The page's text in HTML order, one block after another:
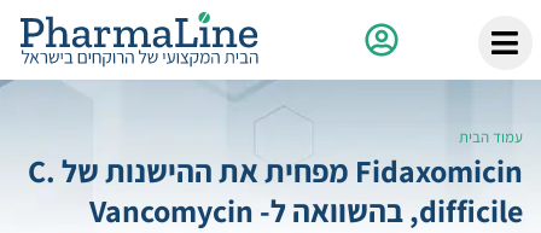
עמוד הבית
Fidaxomicin מפחית את ההישנות של C.
difficile, בהשוואה ל- Vancomycin